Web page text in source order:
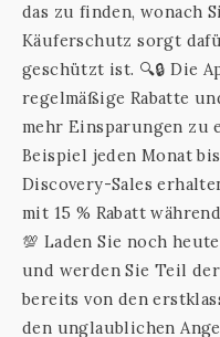
das zu finden, wonach
Käuferschutz sorgt
geschützt ist. 🔍🔒 Die
regelmäßige Rabatte
mehr Einsparungen zu
Beispiel jeden Monat
Discovery-Sales
mit 15 % Rabatt
💯 Laden Sie noch
und werden Sie Teil
bereits von den
den unglaublichen